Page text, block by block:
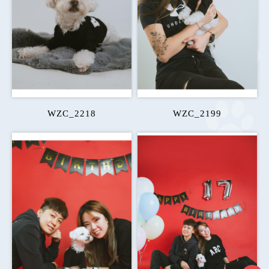
WZC_2218 WZC_2199